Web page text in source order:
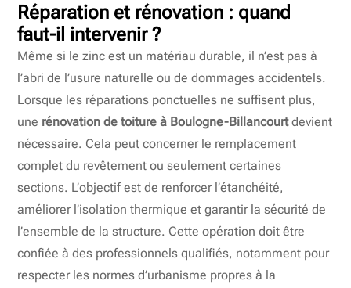
Réparation et rénovation : quand
faut-il intervenir ?
Même si le zinc est un matériau durable, il n’est pas à
l’abri de l’usure naturelle ou de dommages accidentels.
Lorsque les réparations ponctuelles ne suffisent plus,
une rénovation de toiture à Boulogne-Billancourtdevient
nécessaire. Cela peut concerner le remplacement
complet du revêtement ou seulement certaines
sections. L’objectif est de renforcer l’étanchéité,
améliorer l’isolation thermique et garantir la sécurité de
l’ensemble de la structure. Cette opération doit être
confiée à des professionnels qualifiés, notamment pour
respecter les normes d’urbanisme propres à la